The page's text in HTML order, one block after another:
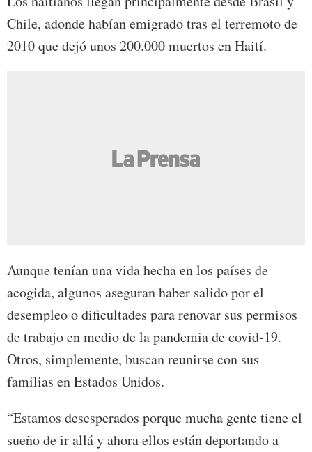
Chile, adonde habían emigrado tras el terremoto de
2010 que dejó unos 200.000 muertos en Haití.
Aunque tenían una vida hecha en los países de
acogida, algunos aseguran haber salido por el
desempleo o dificultades para renovar sus permisos
de trabajo en medio de la pandemia de covid-19.
Otros, simplemente, buscan reunirse con sus
familias en Estados Unidos.
“Estamos desesperados porque mucha gente tiene el
sueño de ir allá y ahora ellos están deportando a